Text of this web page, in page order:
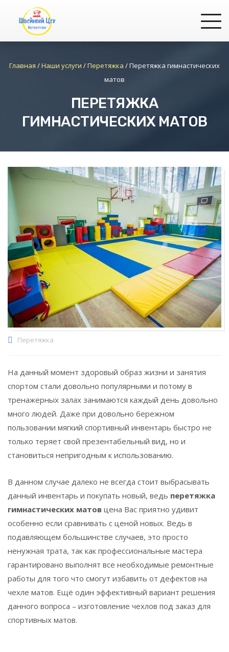
Главная /Наши услуги /Перетяжка /Перетяжка гимнастических
матов
ПЕРЕТЯЖКА
ГИМНАСТИЧЕСКИХ МАТОВ
Перетяжка
На данный момент здоровый образ жизни и занятия
спортом стали довольно популярными и потому в
тренажерных залах занимаются каждый день довольно
много людей. Даже при довольно бережном
пользовании мягкий спортивный инвентарь быстро не
только теряет свой презентабельный вид, но и
становиться непригодным к использованию.
В данном случае далеко не всегда стоит выбрасывать
данный инвентарь и покупать новый, ведь перетяжка
гимнастических матов цена Вас приятно удивит
особенно если сравнивать с ценой новых. Ведь в
подавляющем большинстве случаев, это просто
ненужная трата, так как профессиональные мастера
гарантировано выполнят все необходимые ремонтные
работы для того что смогут избавить от дефектов на
чехле матов. Ещё один эффективный вариант решения
данного вопроса – изготовление чехлов под заказ для
спортивных матов.